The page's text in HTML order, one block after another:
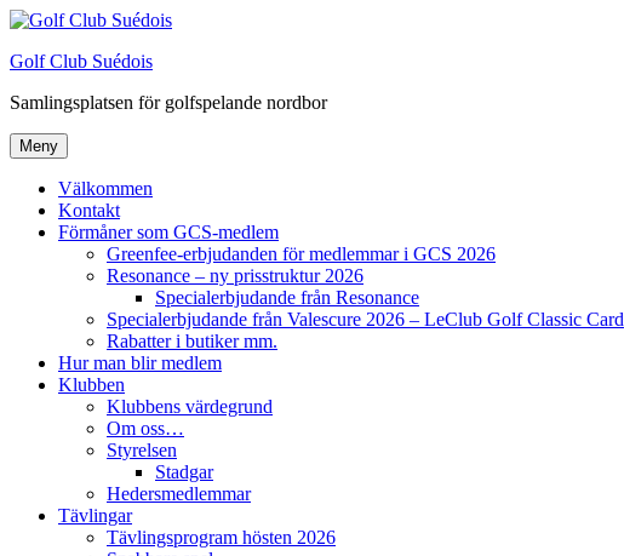
Hoppa
innehåll
Golf Club Suédois
Samlingsplatsen för golfspelande nordbor
Meny
Välkommen
Kontakt
Förmåner som GCS-medlem
Greenfee-erbjudanden för medlemmar i GCS 2026
Resonance – ny prisstruktur 2026
Specialerbjudande från Resonance
Specialerbjudande från Valescure 2026 – LeClub Golf Classic Card
Rabatter i butiker mm.
Hur man blir medlem
Klubben
Klubbens värdegrund
Om oss…
Styrelsen
Stadgar
Hedersmedlemmar
Tävlingar
Tävlingsprogram hösten 2026